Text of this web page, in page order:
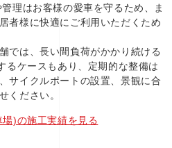
理はお客様の愛車を守るため、ま
者様に快適にご利用いただくため
では、長い間負荷がかかり続ける
るケースもあり、定期的な整備は
サイクルポートの設置、景観に合
ください。
)の施工実績を見る